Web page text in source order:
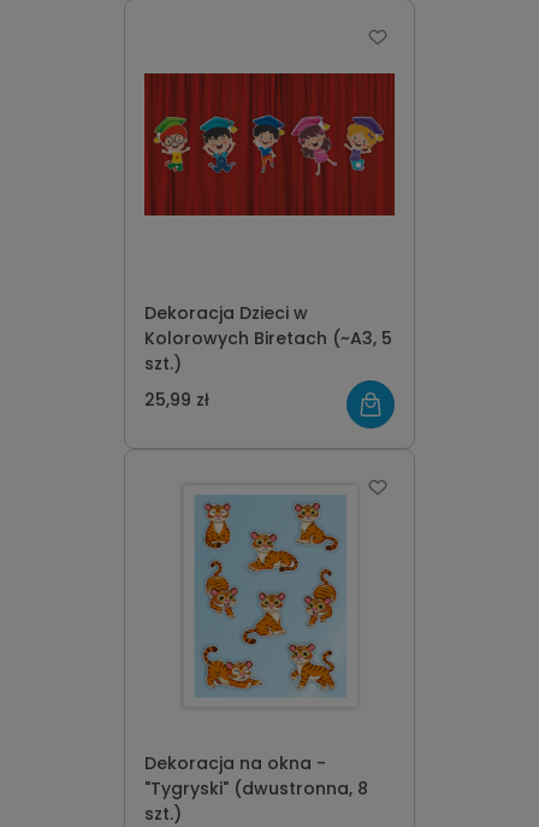
Dekoracja Dzieci w
Kolorowych Biretach (~A3, 5
szt.)
25,99 zł
Dekoracja na okna -
"Tygryski" (dwustronna, 8
szt.)